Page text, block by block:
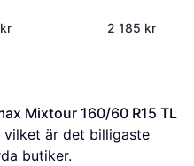
2 185 kr
Mixtour 160/60 R15 TL
vilket är det billigaste
butiker.